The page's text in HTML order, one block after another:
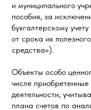
и муниципального
пособия, за
бухгалтерскому
от срока их
средства»).
Объекты особо
числе
деятельности,
плана счетов по